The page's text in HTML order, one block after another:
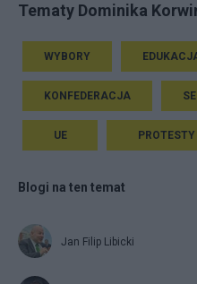
Tematy Dominika
WYBORY
KONFEDERACJA
UE
Blogi na ten temat
Jan Filip Libicki